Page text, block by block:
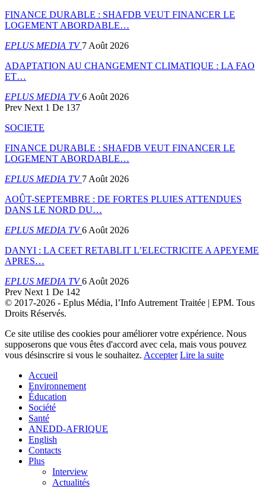
FINANCE DURABLE : SHAFDB VEUT FINANCER LE
LOGEMENT ABORDABLE…
EPLUS MEDIA TV7 Août 2026
ADAPTATION AU CHANGEMENT CLIMATIQUE : LA FAO
ET…
EPLUS MEDIA TV6 Août 2026
Prev Next 1 De 137
SOCIETE
FINANCE DURABLE : SHAFDB VEUT FINANCER LE
LOGEMENT ABORDABLE…
EPLUS MEDIA TV7 Août 2026
AOÛT-SEPTEMBRE : DE FORTES PLUIES ATTENDUES
DANS LE NORD DU…
EPLUS MEDIA TV6 Août 2026
DANYI : LA CEET RETABLIT L’ELECTRICITE A APEYEME
APRES…
EPLUS MEDIA TV6 Août 2026
Prev Next 1 De 142
© 2017-2026 - Eplus Média, l’Info Autrement Traitée | EPM. Tous
Droits Réservés.
Ce site utilise des cookies pour améliorer votre expérience. Nous
supposerons que vous êtes d'accord avec cela, mais vous pouvez
vous désinscrire si vous le souhaitez. Accepter Lire la suite
Accueil
Environnement
Éducation
Société
Santé
ANEDD-AFRIQUE
English
Contacts
Plus
Interview
Actualités